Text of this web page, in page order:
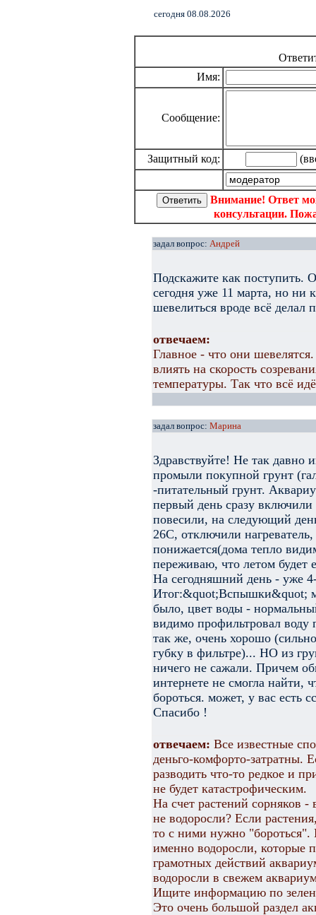
cегодня 08.08.2026
Имя:
Сообщение:
Защитный код:
Внимание! Ответ
консультации.
задал вопрос: Андрей
Подскажите как поступить.
сегодня уже 11 марта, но
шевелиться вроде всё делал
отвечаем:
Главное - что они
влиять на скорость
температуры. Так что всё
задал вопрос: Марина
Здравствуйте! Не так давно
промыли покупной грунт
-питательный грунт.
первый день сразу
повесили, на следующий
26С, отключили
понижается(дома тепло
переживаю, что летом будет
На сегодняшний день - уже
Итог:&quot;Вспышки&quot;
было, цвет воды -
видимо профильтровал воду
так же, очень хорошо
губку в фильтре)... НО из
ничего не сажали. Причем
интернете не смогла найти,
бороться. может, у вас есть
Спасибо !
отвечаем: Все известные
деньго-комфорто-затратны.
разводить что-то редкое и
не будет катастрофическим.
На счет растений сорняков
не водоросли? Если
то с ними нужно "бороться".
именно водоросли, которые
грамотных действий
водоросли в свежем
Ищите информацию по
Это очень большой раздел